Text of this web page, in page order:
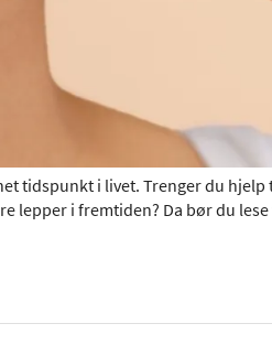
tidspunkt i livet. Trenger du
lepper i fremtiden? Da bør du lese